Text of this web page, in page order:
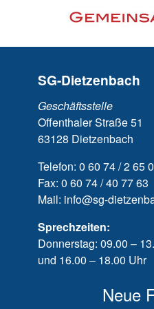
SG-Dietzenbach
Geschäftsstelle
Offenthaler Straße 51
63128 Dietzenbach
Telefon: 0 60 74 / 2 65
Fax: 0 60 74 / 40 77 63
Mail: info@sg-
Sprechzeiten:
Donnerstag: 09.00 –
und 16.00 – 18.00 Uhr
Neue